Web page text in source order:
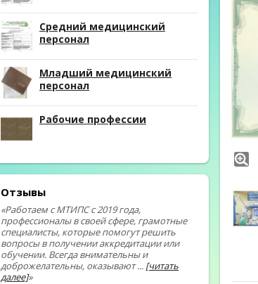
Средний медицинский
персонал
Младший медицинский
персонал
Рабочие профессии
Отзывы
«Работаем с МТИПС с 2019 года,
профессионалы в своей сфере, грамотные
специалисты, которые помогут решить
вопросы в получении аккредитации или
обучении. Всегда внимательны и
доброжелательны, оказывают... [читать
далее]»